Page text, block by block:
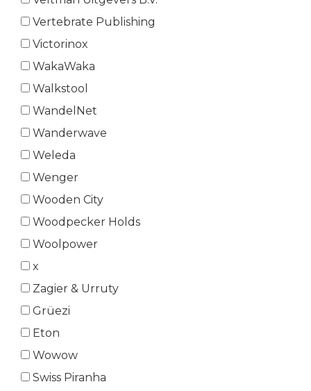
Vertebrate Publishing
Victorinox
WakaWaka
Walkstool
WandelNet
Wanderwave
Weleda
Wenger
Wooden City
Woodpecker Holds
Woolpower
x
Zagier & Urruty
Grüezi
Eton
Wowow
Swiss Piranha